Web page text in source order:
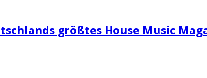
größtes House Music